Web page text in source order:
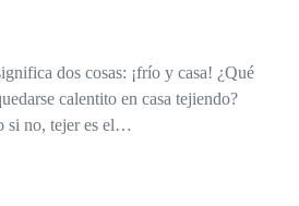
dos cosas: ¡frío y casa! ¿Qué
calentito en casa tejiendo?
si no, tejer es el…